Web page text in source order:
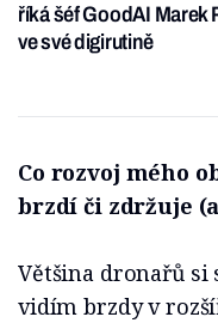
říká šéf GoodAI Marek
ve své digirutině
Co rozvoj mého
brzdí či zdržuje
Většina dronařů si
vidím brzdy v